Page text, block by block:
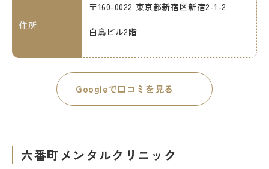
住所
〒160-0022 東京都新宿区新宿2-1-2
白鳥ビル2階
Googleで口コミを見る
六番町メンタルクリニック